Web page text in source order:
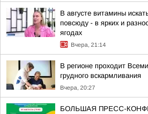
В августе витамины
повсюду - в ярких и
ягодах
Вчера, 21:14
В регионе проходит
грудного вскармливания
Вчера, 20:27
БОЛЬШАЯ ПРЕСС-